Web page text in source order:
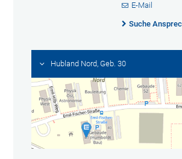
E-Mail
Suche
Hubland Nord, Geb. 30